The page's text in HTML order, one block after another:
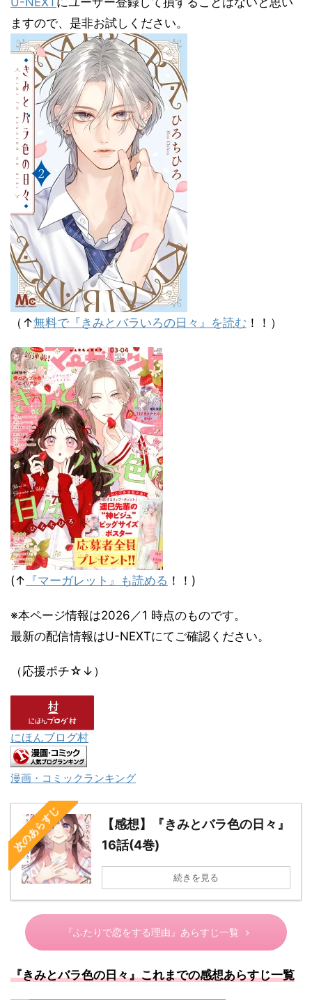
ますので、是非お試しください。
（↑無料で『きみとバラいろの日々』を読む ！！）
(↑ 『マーガレット』も読める ！！)
※本ページ情報は2026／1 時点のものです。
最新の配信情報はU-NEXTにてご確認ください。
（応援ポチ☆↓）
にほんブログ村
漫画・コミックランキング
次のあらすじ
【感想】『きみとバラ色の日々』
16話(4巻)
続きを見る
『ふたりで恋をする理由』あらすじ一覧
『きみとバラ色の日々』これまでの感想あらすじ一覧